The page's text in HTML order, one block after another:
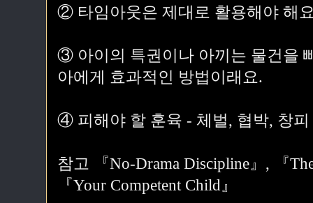
② 타임아웃은 제대로 활용해야 해
③ 아이의 특권이나 아끼는 물건을
아에게 효과적인 방법이래요.
④ 피해야 할 훈육 - 체벌, 협박, 창피
참고 『No-Drama Discipline』, 『
『Your Competent Child』